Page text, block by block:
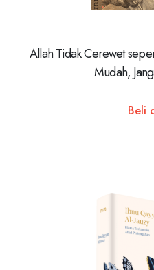
Allah Tidak Cerewet
Mudah,
Beli